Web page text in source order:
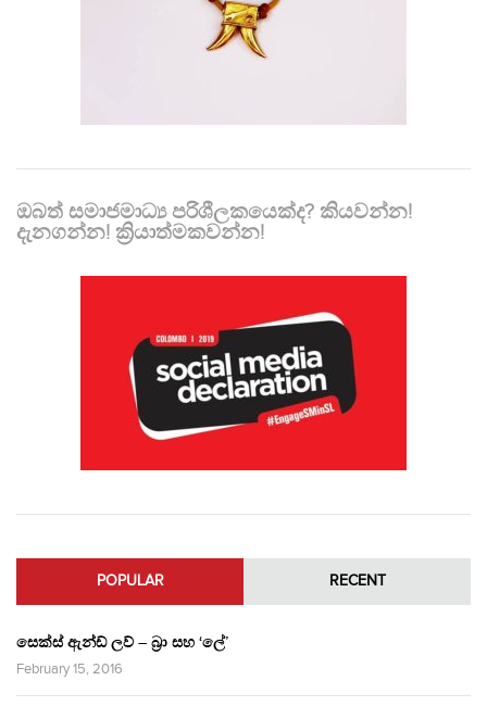
ඔබත් සමාජමාධ්‍ය පරිශීලකයෙක්ද? කියවන්න!
දැනගන්න! ක්‍රියාත්මකවන්න!
POPULAR RECENT
සෙක්ස් ඇන්ඩ් ලව් – බ්‍රා සහ ‘ලේ’
February 15, 2016